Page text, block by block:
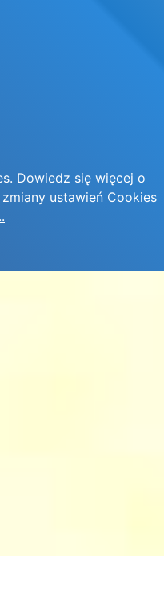
Dowiedz się więcej o
ustawień Cookies